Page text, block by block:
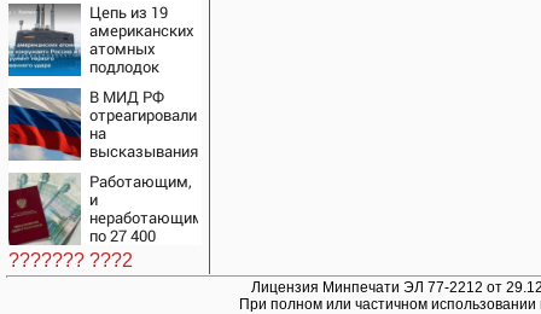
их идеологии
Цепь из 19
американских
атомных
подлодок
Россию и
Китай: это
инструмент
первого
массированного
удара
В МИД РФ
отреагировали
на
высказывания
Японии про
атаку на
Хиросиму
Работающим,
и
неработающим:
по 27 400
рублей вручат
пенсионерам в
??????? ???2
Лицензия Минпечати ЭЛ 77-2212 от
При полном или частичном